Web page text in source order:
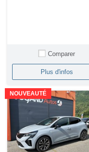
Comparer
Plus d'infos
NOUVEAUTÉ